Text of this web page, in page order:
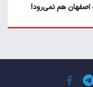
اصفهان هم نمی‌رود!